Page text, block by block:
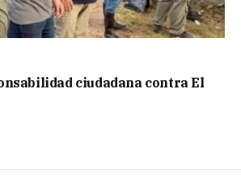
ciudadana contra El